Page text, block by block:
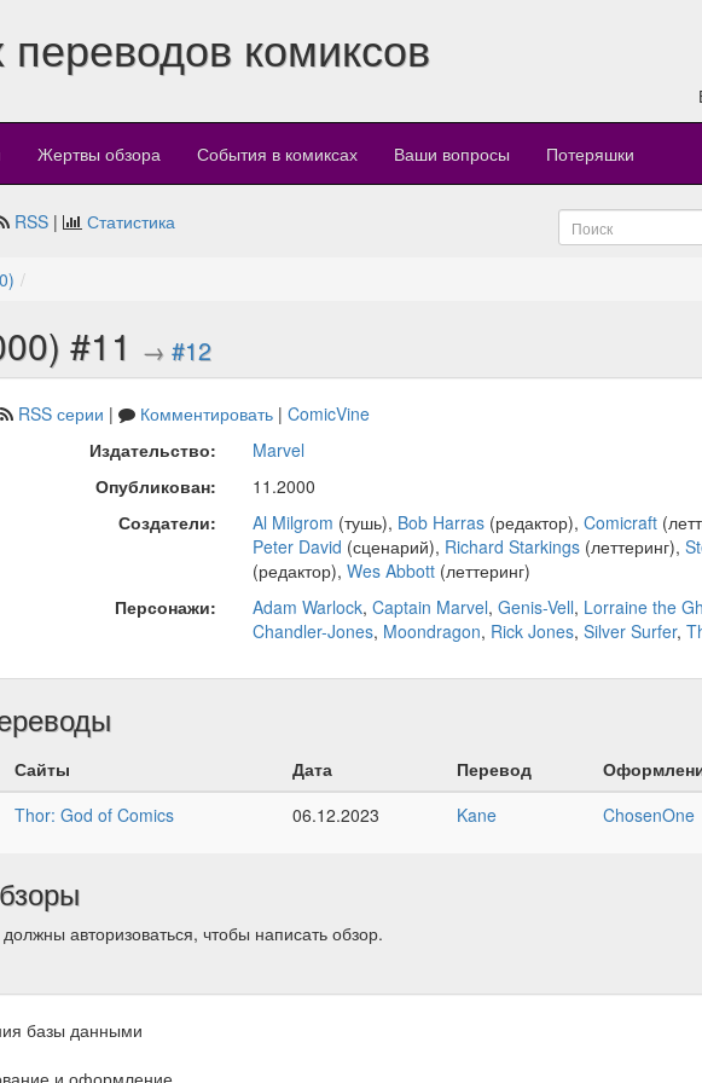
переводов комиксов
Жертвы обзора События в комиксах Ваши вопросы Потеряшки
RSS | Статистика
#11 → #12
RSS серии | Комментировать| ComicVine
Издательство:
Marvel
Опубликован:
11.2000
Создатели:
Al Milgrom (тушь), Bob Harras(редактор), Comicraft
Peter David (сценарий), Richard Starkings(леттеринг),
(редактор), Wes Abbott(леттеринг)
Персонажи:
Adam Warlock, Captain Marvel, Genis-Vell, Lorraine the
Chandler-Jones, Moondragon, Rick Jones, Silver Surfer,
Сайты Дата Перевод
Thor: God of Comics
06.12.2023 Kane ChosenOne
авторизоваться, чтобы написать обзор.
базы данными